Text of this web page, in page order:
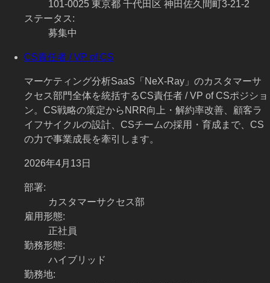
101-0025 東京都 千代田区 神田佐久間町3-21-2
ステータス:
募集中
CS責任者 / VP of CS
マーケティング分析SaaS「NeX-Ray」のカスタマーサ
クセス部門全体を統括するCS責任者 / VP of CSポジショ
ン。CS戦略の策定からNRR向上・解約率改善、顧客ラ
イフサイクルの設計、CSチームの採用・育成まで、CS
の力で事業成長を牽引します。
2026年4月13日
部署:
カスタマーサクセス部
雇用形態:
正社員
勤務形態:
ハイブリッド
勤務地: